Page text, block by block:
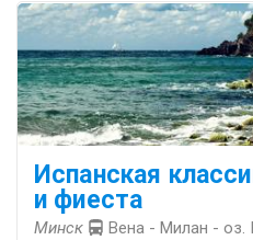
Испанская
и фиеста
Минск
Вена - Милан -